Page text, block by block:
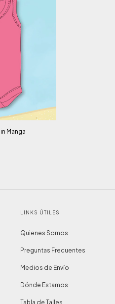
Manga
LINKS ÚTILES
Quienes Somos
Preguntas Frecuentes
Medios de Envío
Dónde Estamos
Tabla de Talles